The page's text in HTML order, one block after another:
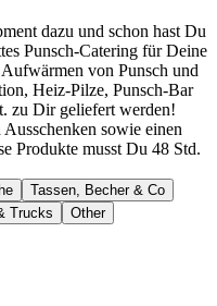
dazu und schon hast Du
Punsch-Catering für Deine
von Punsch und
Heiz-Pilze, Punsch-Bar
zu Dir geliefert werden!
sowie einen
Produkte musst Du 48 Std.
Tassen, Becher & Co
Trucks Other